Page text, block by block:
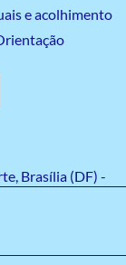
e acolhimento
Brasília (DF) -